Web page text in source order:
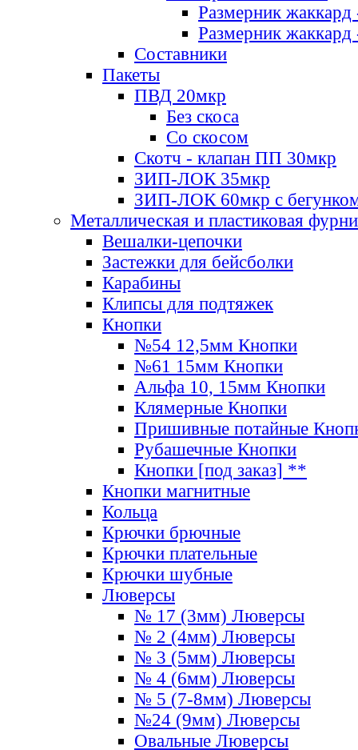
Размерник
Размерник
Составники
Пакеты
ПВД 20мкр
Без скоса
Со скосом
Скотч - клапан ПП 30мкр
ЗИП-ЛОК 35мкр
ЗИП-ЛОК 60мкр с
Металлическая и пластиковая
Вешалки-цепочки
Застежки для бейсболки
Карабины
Клипсы для подтяжек
Кнопки
№54 12,5мм Кнопки
№61 15мм Кнопки
Альфа 10, 15мм Кнопки
Клямерные Кнопки
Пришивные потайные
Рубашечные Кнопки
Кнопки [под заказ] **
Кнопки магнитные
Кольца
Крючки брючные
Крючки плательные
Крючки шубные
Люверсы
№ 17 (3мм) Люверсы
№ 2 (4мм) Люверсы
№ 3 (5мм) Люверсы
№ 4 (6мм) Люверсы
№ 5 (7-8мм) Люверсы
№24 (9мм) Люверсы
Овальные Люверсы